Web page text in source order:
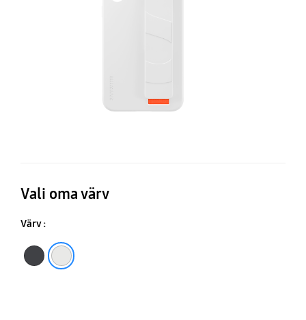
Vali oma värv
Värv :